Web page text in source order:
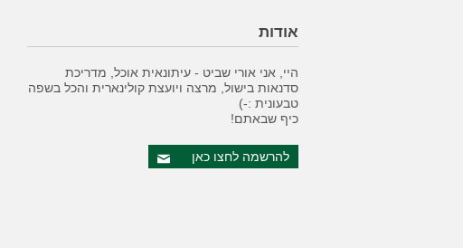
אודות
היי, אני אורי שביט - עיתונאית אוכל, מדריכת
סדנאות בישול, מרצה ויועצת קולינארית והכל בשפה
טבעונית :-)
כיף שבאתם!
להרשמה לחצו כאן